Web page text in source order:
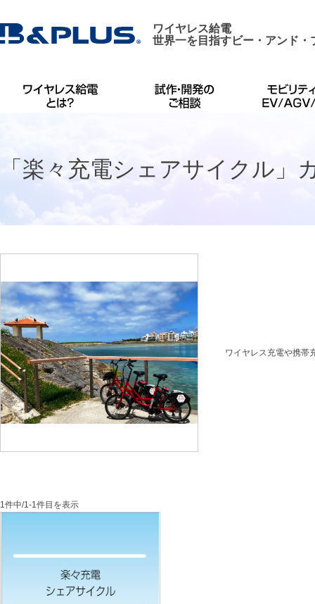
ワイヤレス給電
世界一を目指すビー・アンド・
「楽々充電シェアサイクル」
ワイヤレス充電や携帯
1件中/1-1件目を表示